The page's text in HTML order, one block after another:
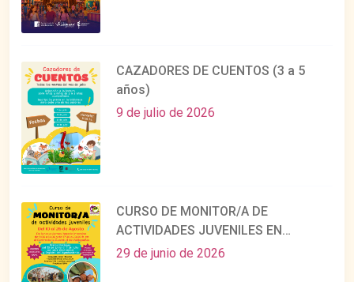
CAZADORES DE CUENTOS (3 a 5
años)
9 de julio de 2026
CURSO DE MONITOR/A DE
ACTIVIDADES JUVENILES EN
AGOSTO
29 de junio de 2026